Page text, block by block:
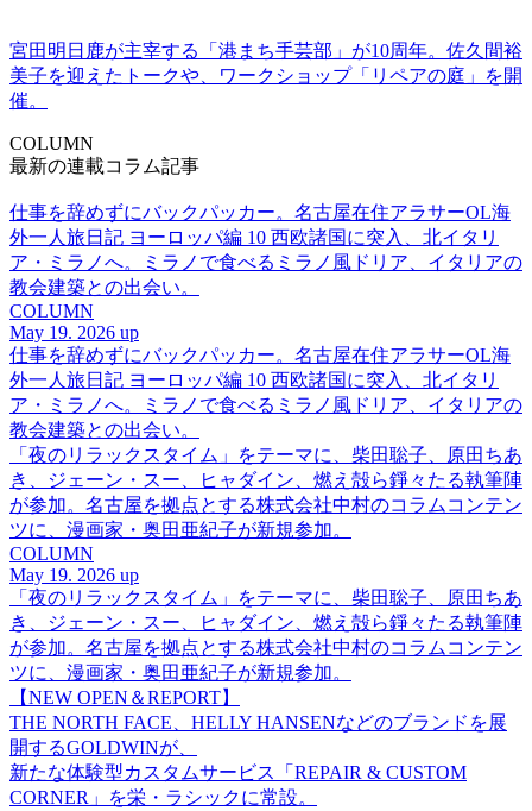
宮田明日鹿が主宰する「港まち手芸部」が10周年。佐久間裕
美子を迎えたトークや、ワークショップ「リペアの庭」を開
催。
COLUMN
最新の連載コラム記事
仕事を辞めずにバックパッカー。名古屋在住アラサーOL海
外一人旅日記 ヨーロッパ編 10 西欧諸国に突入、北イタリ
ア・ミラノへ。ミラノで食べるミラノ風ドリア、イタリアの
教会建築との出会い。
COLUMN
May 19. 2026 up
仕事を辞めずにバックパッカー。名古屋在住アラサーOL海
外一人旅日記 ヨーロッパ編 10 西欧諸国に突入、北イタリ
ア・ミラノへ。ミラノで食べるミラノ風ドリア、イタリアの
教会建築との出会い。
「夜のリラックスタイム」をテーマに、柴田聡子、原田ちあ
き、ジェーン・スー、ヒャダイン、燃え殻ら錚々たる執筆陣
が参加。名古屋を拠点とする株式会社中村のコラムコンテン
ツに、漫画家・奥田亜紀子が新規参加。
COLUMN
May 19. 2026 up
「夜のリラックスタイム」をテーマに、柴田聡子、原田ちあ
き、ジェーン・スー、ヒャダイン、燃え殻ら錚々たる執筆陣
が参加。名古屋を拠点とする株式会社中村のコラムコンテン
ツに、漫画家・奥田亜紀子が新規参加。
【NEW OPEN＆REPORT】
THE NORTH FACE、HELLY HANSENなどのブランドを展
開するGOLDWINが、
新たな体験型カスタムサービス「REPAIR & CUSTOM
CORNER」を栄・ラシックに常設。